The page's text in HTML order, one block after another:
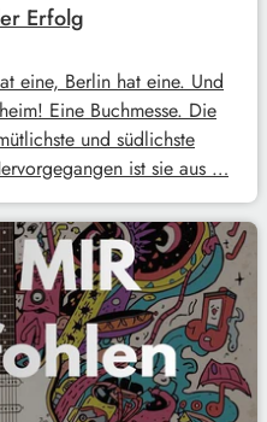
Erfolg
eine, Berlin hat eine. Und
Eine Buchmesse. Die
und südlichste
ist sie aus …